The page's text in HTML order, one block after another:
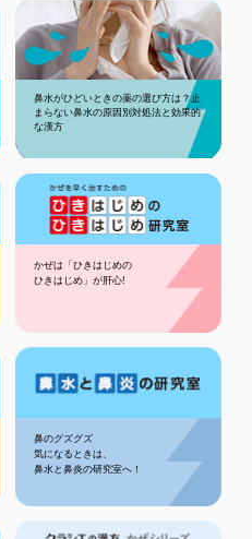
鼻水がひどいときの薬の選び方は？止
まらない鼻水の原因別対処法と効果的
な漢方
かぜは「ひきはじめの
ひきはじめ」が肝心!
鼻のグズグズ
気になるときは、
鼻水と鼻炎の研究室へ！